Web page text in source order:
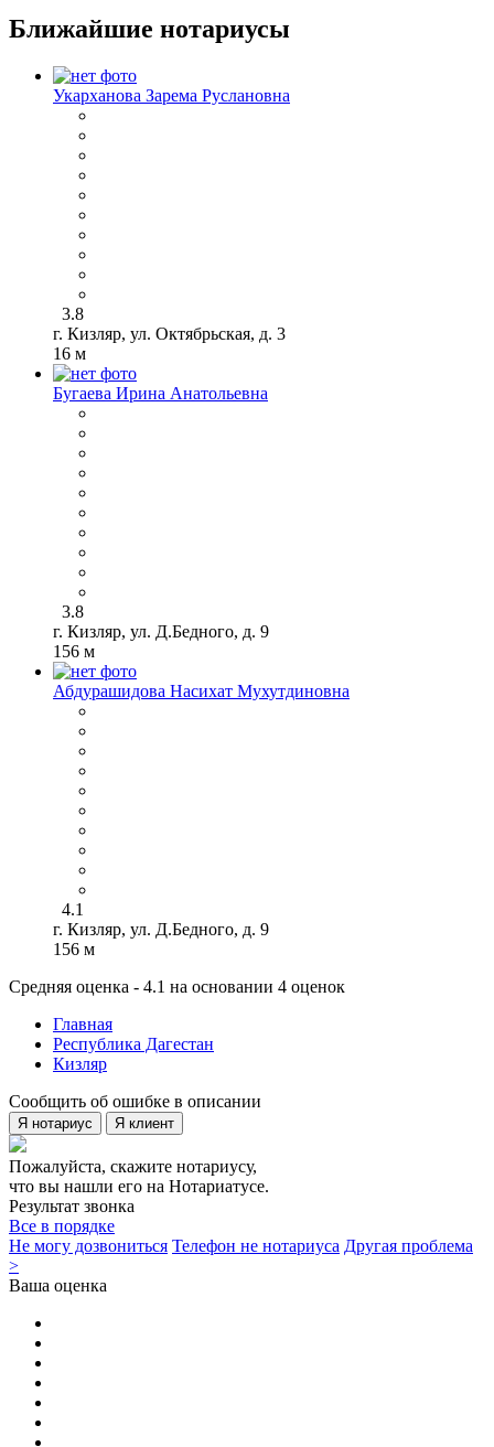
Ближайшие нотариусы
Укарханова Зарема Руслановна
3.8
г. Кизляр, ул. Октябрьская, д. 3
16 м
Бугаева Ирина Анатольевна
3.8
г. Кизляр, ул. Д.Бедного, д. 9
156 м
Абдурашидова Насихат Мухутдиновна
4.1
г. Кизляр, ул. Д.Бедного, д. 9
156 м
Средняя оценка - 4.1 на основании 4 оценок
Главная
Республика Дагестан
Кизляр
Сообщить об ошибке в описании
Я нотариус Я клиент
Пожалуйста, скажите нотариусу,
что вы нашли его на Нотариатусе.
Результат звонка
Все в порядке
Не могу дозвониться Телефон не нотариуса Другая проблема
>
Ваша оценка